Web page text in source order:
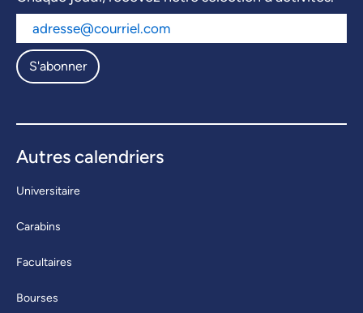
S'abonner
Autres calendriers
Universitaire
Carabins
Facultaires
Bourses